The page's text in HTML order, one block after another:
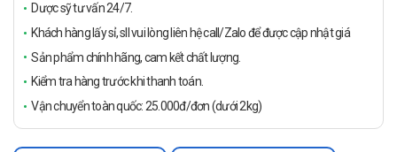
Dược sỹ tư vấn 24/7.
Khách hàng lấy sỉ, sll vui lòng liên hệ call/Zalo để được cập nhật giá
Sản phẩm chính hãng, cam kết chất lượng.
Kiểm tra hàng trước khi thanh toán.
Vận chuyển toàn quốc: 25.000đ/đơn (dưới 2kg)